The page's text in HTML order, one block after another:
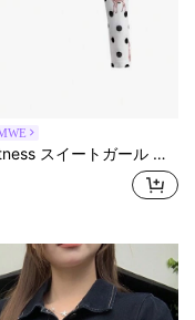
ル アニマル ドット柄 プリント フィット 長袖 セミシアー レディースTシャツ